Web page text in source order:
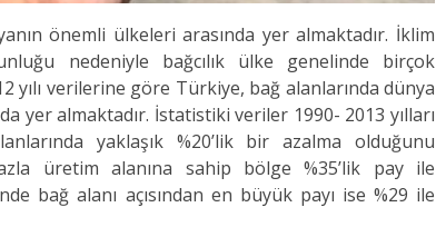
önemli ülkeleri arasında yer almaktadır. İklim
nedeniyle bağcılık ülke genelinde birçok
yılı verilerine göre Türkiye, bağ alanlarında dünya
yer almaktadır. İstatistiki veriler 1990- 2013 yılları
yaklaşık %20’lik bir azalma olduğunu
üretim alanına sahip bölge %35’lik pay ile
bağ alanı açısından en büyük payı ise %29 ile